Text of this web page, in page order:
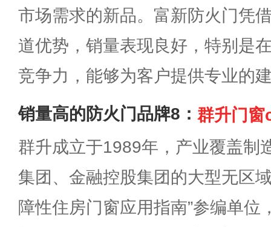
市场需求的新品。富新防火门凭
道优势，销量表现良好，特别是
竞争力，能够为客户提供专业的
销量高的防火门品牌8： 群升门
群升成立于1989年，产业覆盖制
集团、金融控股集团的大型无区
障性住房门窗应用指南”参编单位